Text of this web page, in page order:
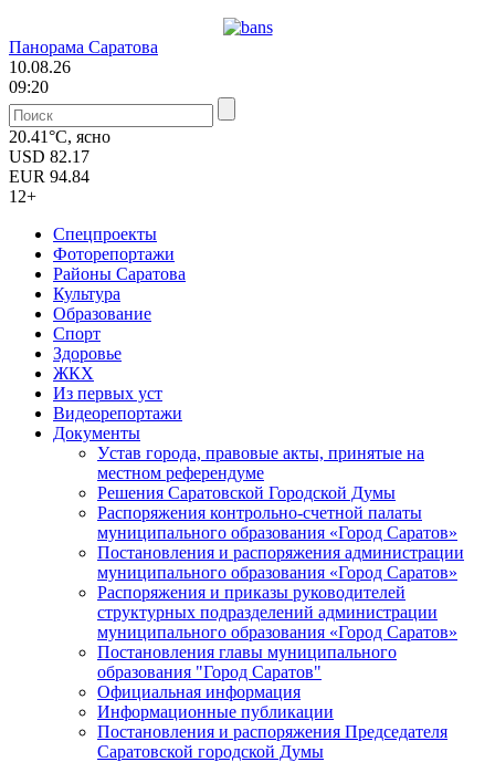
Панорама Саратова
10.08.26
09:20
20.41°C, ясно
USD 82.17
EUR 94.84
12+
Спецпроекты
Фоторепортажи
Районы Саратова
Культура
Образование
Спорт
Здоровье
ЖКХ
Из пеpвых уст
Видеорепортажи
Документы
Уcтав города, правовые акты, принятые на
местном референдуме
Решения Саратовской Городской Думы
Распоряжения контрольно-счетной палаты
муниципального образования «Город Саратов»
Постановления и распоряжения администрации
муниципального образования «Город Саратов»
Распоряжения и приказы руководителей
структурных подразделений администрации
муниципального образования «Город Саратов»
Постановления главы муниципального
образования "Город Саратов"
Официальная информация
Информационные публикации
Постановления и распоряжения Председателя
Саратовской городской Думы